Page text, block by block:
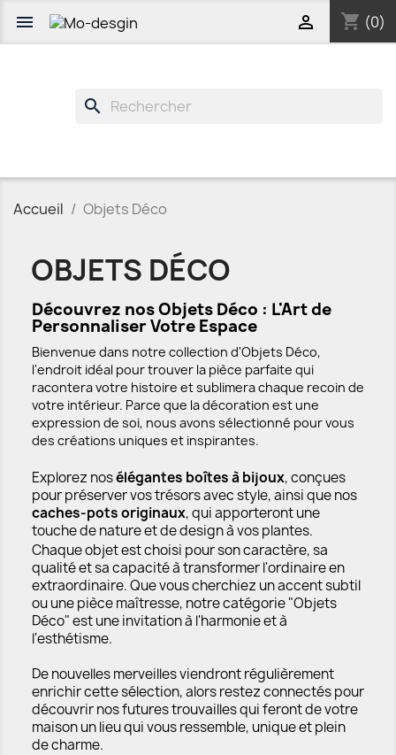
 shopping_cart (0)

search
Accueil Objets Déco
OBJETS DÉCO
Découvrez nos Objets Déco : L'Art de
Personnaliser Votre Espace
Bienvenue dans notre collection d'Objets Déco,
l'endroit idéal pour trouver la pièce parfaite qui
racontera votre histoire et sublimera chaque recoin de
votre intérieur. Parce que la décoration est une
expression de soi, nous avons sélectionné pour vous
des créations uniques et inspirantes.
Explorez nosélégantes boîtes à bijoux, conçues
pour préserver vos trésors avec style, ainsi que nos
caches-pots originaux, qui apporteront une
touche de nature et de design à vos plantes.
Chaque objet est choisi pour son caractère, sa
qualité et sa capacité à transformer l'ordinaire en
extraordinaire. Que vous cherchiez un accent subtil
ou une pièce maîtresse, notre catégorie "Objets
Déco" est une invitation à l'harmonie et à
l'esthétisme.
De nouvelles merveilles viendront régulièrement
enrichir cette sélection, alors restez connectés pour
découvrir nos futures trouvailles qui feront de votre
maison un lieu qui vous ressemble, unique et plein
de charme.